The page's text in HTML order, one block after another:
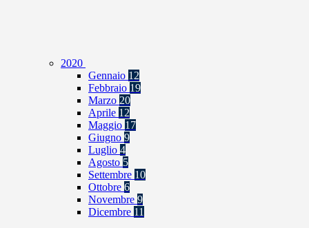
2020
Gennaio 12
Febbraio 19
Marzo 20
Aprile 12
Maggio 17
Giugno 9
Luglio 4
Agosto 5
Settembre 10
Ottobre 6
Novembre 9
Dicembre 11